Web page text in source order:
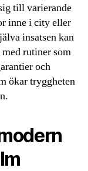
till varierande
inne i city eller
insatsen kan
rutiner som
och
ökar tryggheten